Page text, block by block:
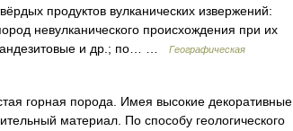
продуктов вулканических извержений:
невулканического происхождения при их
андезитовые и др.; по… …
Географическая
горная порода. Имея высокие декоративные
материал. По способу геологического